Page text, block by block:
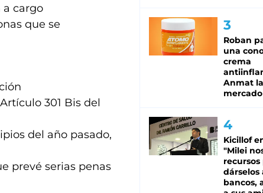
a cargo
que se
301 Bis del
del año pasado,
prevé serias penas
Roban
una
crema
Anmat
mercado
Kicillof
"Milei
recursos
dárselos
bancos,